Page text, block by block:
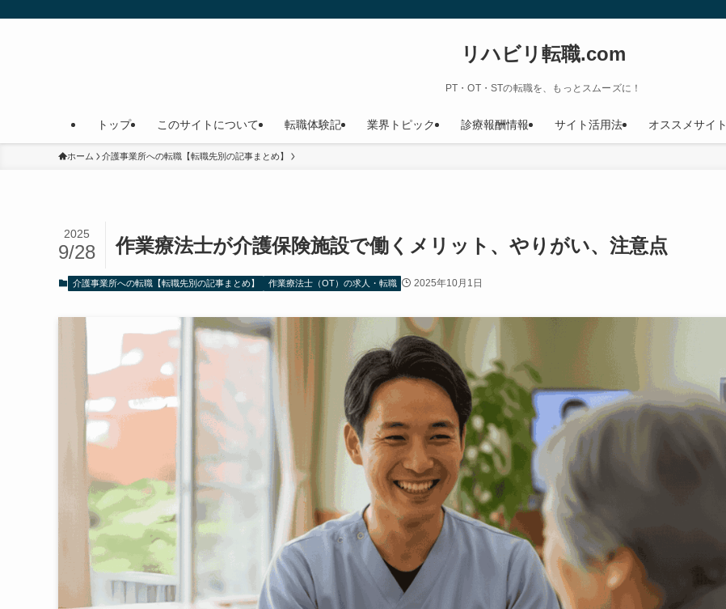
リハビリ転職.com
PT・OT・STの転職を、もっとスムーズに！
トップ このサイトについて 転職体験記 業界トピック 診療報酬情報 サイト活用法 オススメサイト
ホーム 介護事業所への転職【転職先別の記事まとめ】
作業療法士が介護保険施設で働くメリット、やりがい、注意点
2025
9/28
介護事業所への転職【転職先別の記事まとめ】 作業療法士（OT）の求人・転職 2025年10月1日